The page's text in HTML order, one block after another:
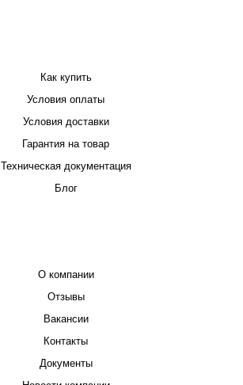
Как купить
Условия оплаты
Условия доставки
Гарантия на товар
Техническая документация
Блог
О компании
Отзывы
Вакансии
Контакты
Документы